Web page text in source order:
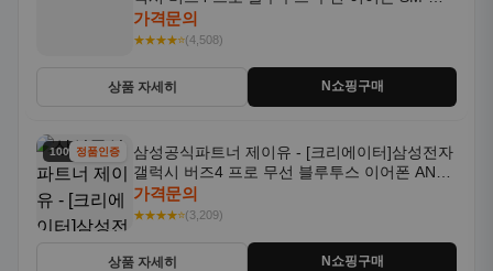
R640N
가격문의
★★★★⭐(4,508)
상품 자세히 N쇼핑구매
100% 할인
정품인증
삼성공식파트너 제이유 - [크리에이터]삼성전자
갤럭시 버즈4 프로 무선 블루투스 이어폰 ANC
SM-R640N
가격문의
★★★★⭐(3,209)
상품 자세히 N쇼핑구매